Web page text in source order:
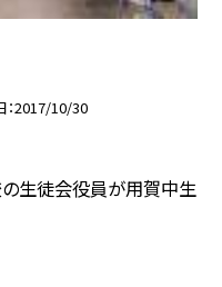
2017/10/30
の生徒会役員が用賀中生